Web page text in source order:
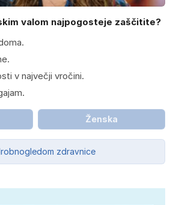
valom najpogosteje zaščitite?
v največji vročini.
Ženska
zdravnice